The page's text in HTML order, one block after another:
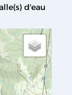
d'eau